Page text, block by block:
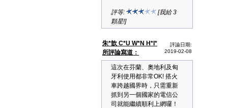
評等:
[我給 3
顆星!]
朱*歆 C*U W*N H*I*
所評論寫道：
評論日期:
2019-02-08
這次在芬蘭、奧地利及匈
牙利使用都非常OK! 搭火
車跨越國界時，只需重新
抓到另一個國家的電信公
司就能繼續順利上網囉！